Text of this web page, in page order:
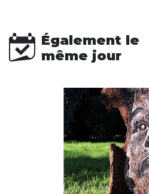
Également le
même jour